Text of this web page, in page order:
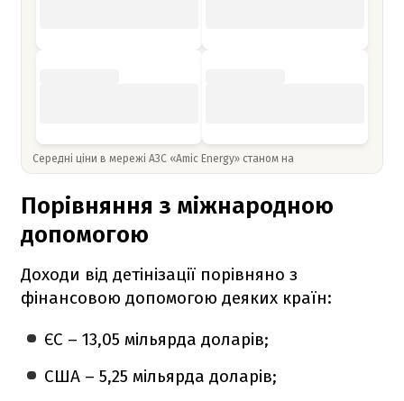
Середні ціни в мережі АЗС «Amic Energy» станом на
Порівняння з міжнародною
допомогою
Доходи від детінізації порівняно з
фінансовою допомогою деяких країн:
ЄС – 13,05 мільярда доларів;
США – 5,25 мільярда доларів;